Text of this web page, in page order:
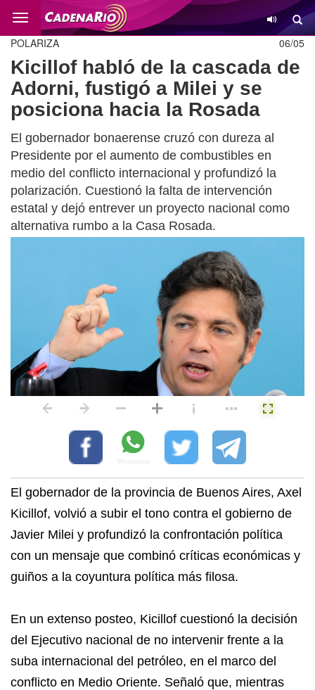
Cambio
06/05
POLARIZA
Kicillof habló de la cascada de
Adorni, fustigó a Milei y se
posiciona hacia la Rosada
El gobernador bonaerense cruzó con dureza al
Presidente por el aumento de combustibles en
medio del conflicto internacional y profundizó la
polarización. Cuestionó la falta de intervención
estatal y dejó entrever un proyecto nacional como
alternativa rumbo a la Casa Rosada.
El gobernador de la provincia de Buenos Aires, Axel
Kicillof, volvió a subir el tono contra el gobierno de
Javier Milei y profundizó la confrontación política
con un mensaje que combinó críticas económicas y
guiños a la coyuntura política más filosa.
En un extenso posteo, Kicillof cuestionó la decisión
del Ejecutivo nacional de no intervenir frente a la
suba internacional del petróleo, en el marco del
conflicto en Medio Oriente. Señaló que, mientras